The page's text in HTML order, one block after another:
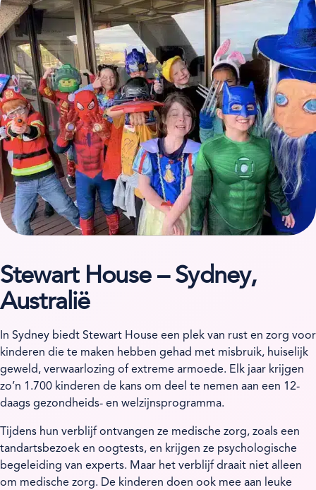
Stewart House – Sydney,
Australië
In Sydney biedt Stewart House een plek van rust en zorg voor
kinderen die te maken hebben gehad met misbruik, huiselijk
geweld, verwaarlozing of extreme armoede. Elk jaar krijgen
zo’n 1.700 kinderen de kans om deel te nemen aan een 12-
daags gezondheids- en welzijnsprogramma.
Tijdens hun verblijf ontvangen ze medische zorg, zoals een
tandartsbezoek en oogtests, en krijgen ze psychologische
begeleiding van experts. Maar het verblijf draait niet alleen
om medische zorg. De kinderen doen ook mee aan leuke